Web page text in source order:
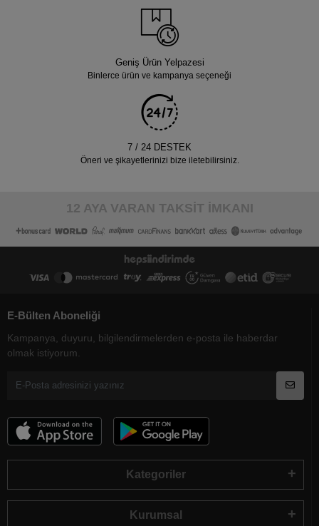
Geniş Ürün Yelpazesi
Binlerce ürün ve kampanya seçeneği
7 / 24 DESTEK
Öneri ve şikayetlerinizi bize iletebilirsiniz.
12 AYA VARAN TAKSİT İMKANI
E-Bülten Aboneliği
Kampanya, duyuru, bilgilendirmelerden e-posta ile haberdar
olmak istiyorum.
Kategoriler
Kurumsal